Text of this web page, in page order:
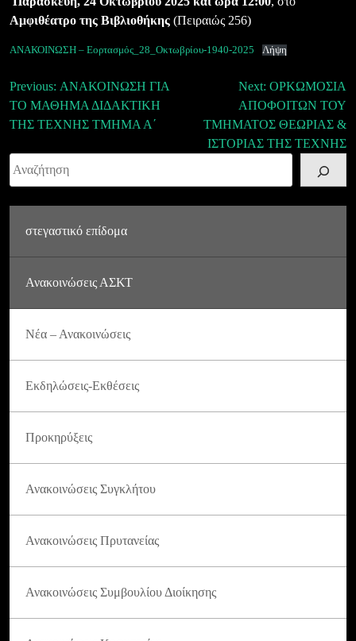
Αμφιθέατρο της Βιβλιοθήκης (Πειραιώς 256)
ΑΝΑΚΟΙΝΩΣΗ – Εορτασμός_28_Οκτωβρίου-1940-2025 Λήψη
Πλοήγηση
άρθρων
Previous: ΑΝΑΚΟΙΝΩΣΗ ΓΙΑ
ΤΟ ΜΑΘΗΜΑ ΔΙΔΑΚΤΙΚΗ
ΤΗΣ ΤΕΧΝΗΣ ΤΜΗΜΑ Α΄
Next: ΟΡΚΩΜΟΣΙΑ
ΑΠΟΦΟΙΤΩΝ ΤΟΥ
ΤΜΗΜΑΤΟΣ ΘΕΩΡΙΑΣ &
ΙΣΤΟΡΙΑΣ ΤΗΣ ΤΕΧΝΗΣ
Αναζήτηση
στεγαστικό επίδομα
Ανακοινώσεις ΑΣΚΤ
Νέα – Ανακοινώσεις
Εκδηλώσεις-Εκθέσεις
Προκηρύξεις
Ανακοινώσεις Συγκλήτου
Ανακοινώσεις Πρυτανείας
Ανακοινώσεις Συμβουλίου Διοίκησης